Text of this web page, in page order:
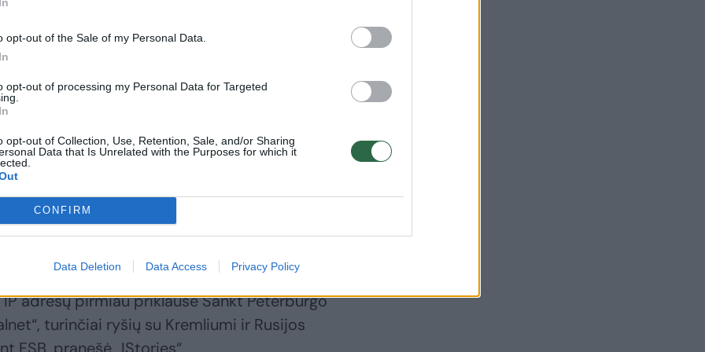
opt-out of the Sale of my Personal Data.
opt-out of processing my Personal Data for Targeted
opt-out of Collection, Use, Retention, Sale, and/or Sharing
Data that Is Unrelated with the Purposes for which it
CONFIRM
Data Deletion Data Access Privacy Policy
kad šią infrastruktūrą tvarko „Global Network
žinoma Antigvoje ir Barbudoje įsteigta
daugiau nei 10 000 IP adresų.
pilietis Vladimiras Vedenejevas, duodamas
jo bendrovė diegia ir prižiūri platformos
darbuotojų Rusijoje. Teismo dokumentuose, su
„IStories“, nurodoma, kad V. Vedenejevas taip
finansų direktoriaus pareigas.
adresų pirmiau priklausė Sankt Peterburgo
turinčiai ryšių su Kremliumi ir Rusijos
pranešė „IStories“.